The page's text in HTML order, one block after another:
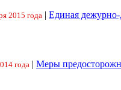
2015 года | Единая
года | Меры